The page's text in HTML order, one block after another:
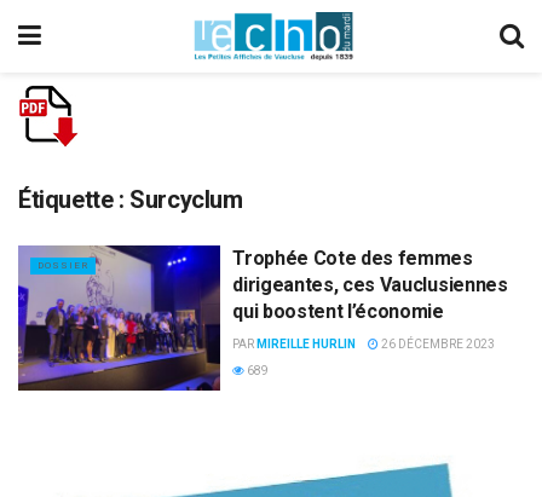
Étiquette : Surcyclum
DOSSIER
Trophée Cote des femmes
dirigeantes, ces Vauclusiennes
qui boostent l’économie
PAR MIREILLE HURLIN
26 DÉCEMBRE 2023
689